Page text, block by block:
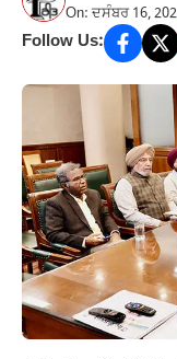
On: ਦਸੰਬਰ 16,
Follow Us: